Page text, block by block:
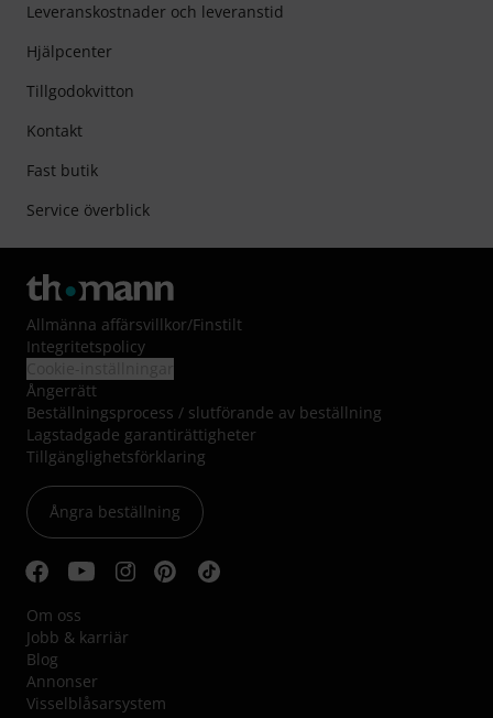
Leveranskostnader och leveranstid
Hjälpcenter
Tillgodokvitton
Kontakt
Fast butik
Service överblick
Allmänna affärsvillkor/Finstilt
Integritetspolicy
Ångerrätt
Beställningsprocess / slutförande av beställning
Lagstadgade garantirättigheter
Tillgänglighetsförklaring
Ångra beställning
Om oss
Jobb & karriär
Blog
Annonser
Visselblåsarsystem